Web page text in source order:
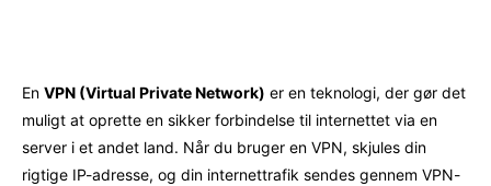
En VPN (Virtual Private Network) er en teknologi, der gør det
muligt at oprette en sikker forbindelse til internettet via en
server i et andet land. Når du bruger en VPN, skjules din
rigtige IP-adresse, og din internettrafik sendes gennem VPN-